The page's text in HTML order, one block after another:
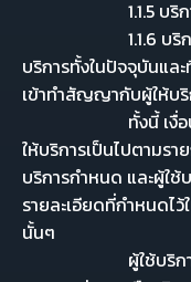
1.1.5 บริการส่งเ
1.1.6 บริการอื่น
บริการทั้งในปัจจุบันแล
เข้าทำสัญญากับผู้ให้บริ
ทั้งนี้ เงื่อนไขและ
ให้บริการเป็นไปตามรา
บริการกำหนด และผู้ใช้
รายละเอียดที่กำหนดไ
นั้นๆ
ผู้ใช้บริการรับทร